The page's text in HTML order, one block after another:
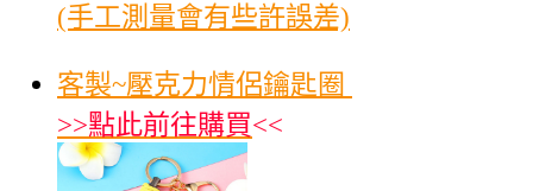
(手工測量會有些許誤差)
客製~壓克力情侶鑰匙圈
>>點此前往購買<<